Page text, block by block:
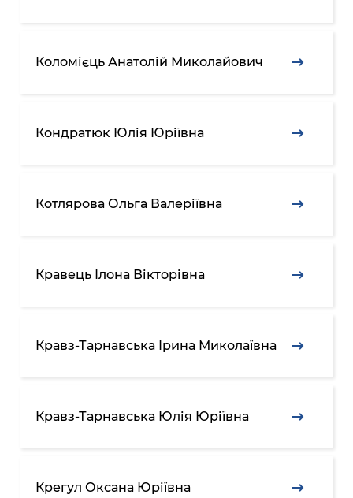
Коломієць Анатолій Миколайович
Кондратюк Юлія Юріївна
Котлярова Ольга Валеріївна
Кравець Ілона Вікторівна
Кравз-Тарнавська Ірина Миколаївна
Кравз-Тарнавська Юлія Юріївна
Крегул Оксана Юріївна